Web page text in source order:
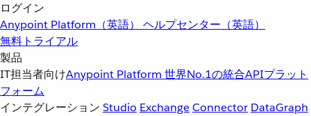
ログイン
Anypoint Platform（英語） ヘルプセンター（英語）
無料トライアル
製品
IT担当者向けAnypoint Platform 世界No.1の統合APIプラット
フォーム
インテグレーション Studio ExchangeConnector DataGraph